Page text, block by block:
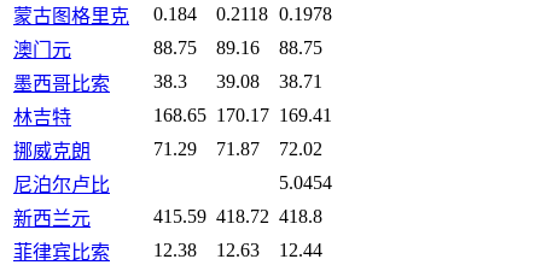
蒙古图格里克
0.184 0.2118 0.1978
澳门元
88.75 89.16
88.75
墨西哥比索
38.3 39.08
38.71
林吉特
168.65 170.17 169.41
挪威克朗
71.29 71.87
72.02
尼泊尔卢比
5.0454
新西兰元
415.59 418.72 418.8
菲律宾比索
12.38 12.63
12.44